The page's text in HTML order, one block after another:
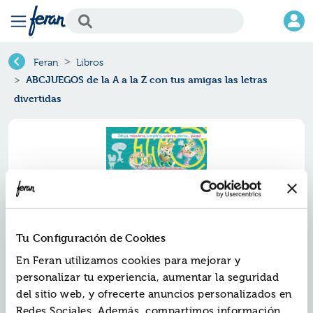
Tu Configuración de Cookies
En Feran utilizamos cookies para mejorar y
personalizar tu experiencia, aumentar la seguridad
del sitio web, y ofrecerte anuncios personalizados en
Redes Sociales. Además, compartimos información
Feran Libros
ABCJUEGOS de la A a la Z con tus amigas las letras
divertidas
Abcjuegos de la a a la z con tus